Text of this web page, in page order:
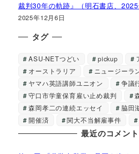
裁判30年の軌跡』（明石書店、2025
2025年12月6日
タグ
ASU-NETつどい pickup
オーストラリア
ニュージーラ
ヤマハ英語講師ユニオン
争議
守口市学童保育雇い止め裁判
森岡孝二の連続エッセイ
脇田
開催済
関大不当解雇事件
最近のコメント